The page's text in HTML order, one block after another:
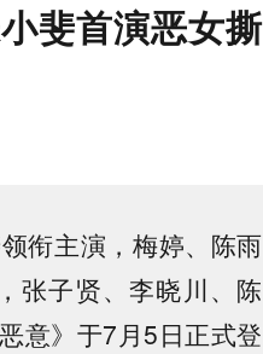
斐首演恶女撕
衔主演，梅婷、陈雨
张子贤、李晓川、陈
意》于7月5日正式登